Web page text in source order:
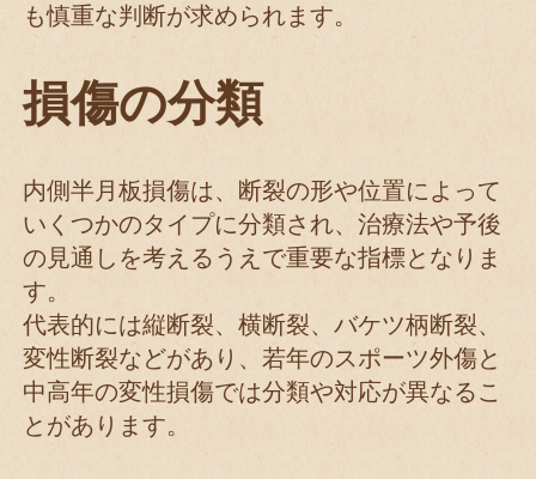
も慎重な判断が求められます。
損傷の分類
内側半月板損傷は、断裂の形や位置によって
いくつかのタイプに分類され、治療法や予後
の見通しを考えるうえで重要な指標となりま
す。
代表的には縦断裂、横断裂、バケツ柄断裂、
変性断裂などがあり、若年のスポーツ外傷と
中高年の変性損傷では分類や対応が異なるこ
とがあります。